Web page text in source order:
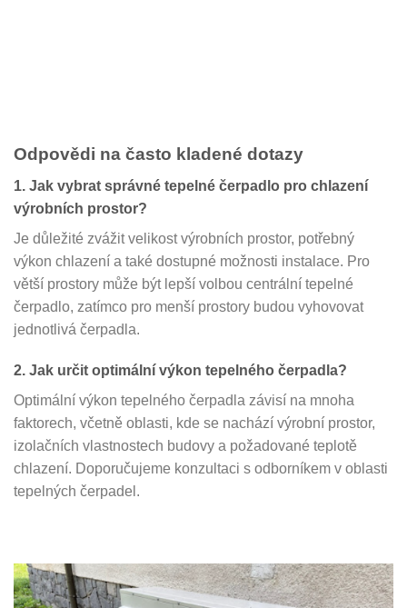
Odpovědi na často kladené dotazy
1. Jak vybrat správné tepelné čerpadlo pro chlazení
výrobních prostor?
Je důležité zvážit velikost výrobních prostor, potřebný
výkon chlazení a také dostupné možnosti instalace. Pro
větší prostory může být lepší volbou centrální tepelné
čerpadlo, zatímco pro menší prostory budou vyhovovat
jednotlivá čerpadla.
2. Jak určit optimální výkon tepelného čerpadla?
Optimální výkon tepelného čerpadla závisí na mnoha
faktorech, včetně oblasti, kde se nachází výrobní prostor,
izolačních vlastnostech budovy a požadované teplotě
chlazení. Doporučujeme konzultaci s odborníkem v oblasti
tepelných čerpadel.